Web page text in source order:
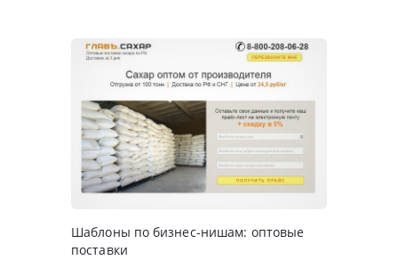
Шаблоны по бизнес-нишам: оптовые
поставки